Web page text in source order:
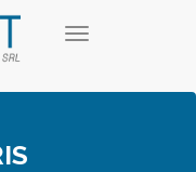
T
g